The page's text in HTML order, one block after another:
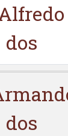
dos
dos